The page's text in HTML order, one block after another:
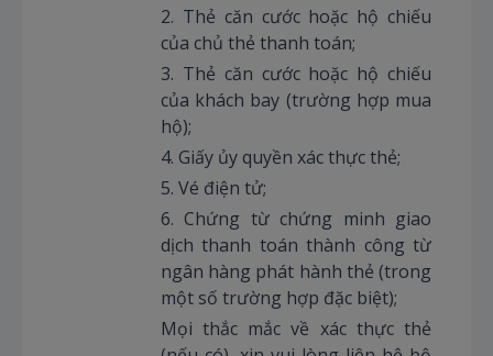
2. Thẻ căn cước hoặc hộ chiếu
của chủ thẻ thanh toán;
3. Thẻ căn cước hoặc hộ chiếu
của khách bay (trường hợp mua
hộ);
4. Giấy ủy quyền xác thực thẻ;
5. Vé điện tử;
6. Chứng từ chứng minh giao
dịch thanh toán thành công từ
ngân hàng phát hành thẻ (trong
một số trường hợp đặc biệt);
Mọi thắc mắc về xác thực thẻ